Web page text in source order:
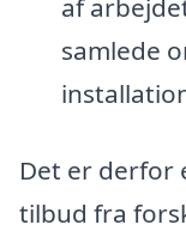
af
samlede
Det er derfor
tilbud fra